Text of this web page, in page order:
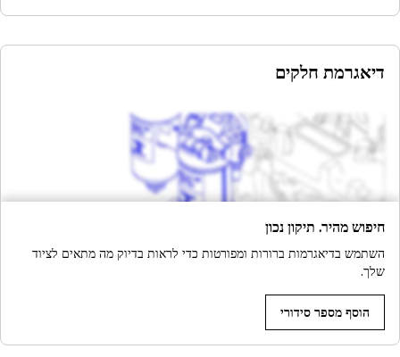
דיאגרמת חלקים
חיפוש מהיר. תיקון נכון
השתמש בדיאגרמות ברורות ומפורטות כדי לראות בדיוק מה מתאים לציוד
שלך.
הוסף מספר סידורי